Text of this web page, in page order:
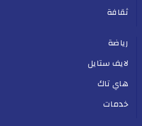
ثقافة
رياضة
لايف ستايل
هاي تاك
خدمات